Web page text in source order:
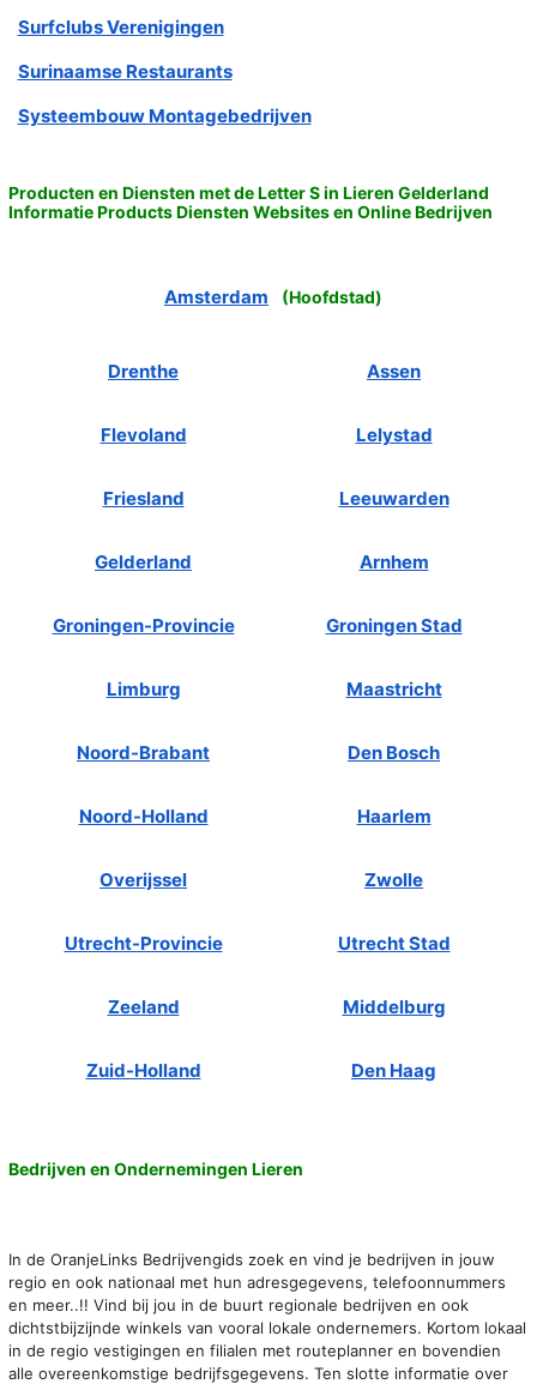
Surfclubs Verenigingen
Surinaamse Restaurants
Systeembouw Montagebedrijven
Producten en Diensten met de Letter S in Lieren Gelderland
Informatie Products Diensten Websites en Online Bedrijven
Amsterdam (Hoofdstad)
Drenthe Assen
Flevoland Lelystad
Friesland Leeuwarden
Gelderland Arnhem
Groningen-Provincie Groningen Stad
Limburg Maastricht
Noord-Brabant Den Bosch
Noord-Holland Haarlem
Overijssel Zwolle
Utrecht-Provincie Utrecht Stad
Zeeland Middelburg
Zuid-Holland Den Haag
Bedrijven en Ondernemingen Lieren
In de OranjeLinks Bedrijvengids zoek en vind je bedrijven in jouw
regio en ook nationaal met hun adresgegevens, telefoonnummers
en meer..!! Vind bij jou in de buurt regionale bedrijven en ook
dichtstbijzijnde winkels van vooral lokale ondernemers. Kortom lokaal
in de regio vestigingen en filialen met routeplanner en bovendien
alle overeenkomstige bedrijfsgegevens. Ten slotte informatie over